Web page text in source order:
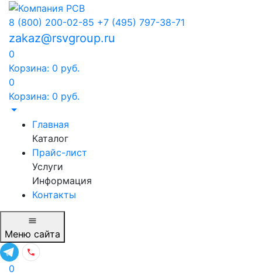
8 (800) 200-02-85 +7 (495) 797-38-71
zakaz@rsvgroup.ru
0
Корзина: 0 руб.
0
Корзина: 0 руб.
Главная
Каталог
Прайс-лист
Услуги
Информация
Контакты
Меню сайта
0